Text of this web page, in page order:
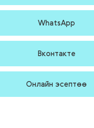
WhatsApp
Вконтакте
Онлайн эсептөө